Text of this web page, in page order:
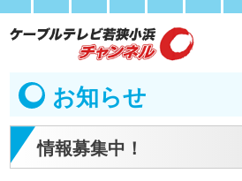
お知らせ
情報募集中！